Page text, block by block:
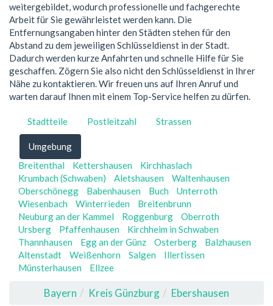
weitergebildet, wodurch professionelle und fachgerechte
Arbeit für Sie gewährleistet werden kann. Die
Entfernungsangaben hinter den Städten stehen für den
Abstand zu dem jeweiligen Schlüsseldienst in der Stadt.
Dadurch werden kurze Anfahrten und schnelle Hilfe für Sie
geschaffen. Zögern Sie also nicht den Schlüsseldienst in Ihrer
Nähe zu kontaktieren. Wir freuen uns auf Ihren Anruf und
warten darauf Ihnen mit einem Top-Service helfen zu dürfen.
Stadtteile Postleitzahl Strassen
Umgebung
Breitenthal
Kettershausen
Kirchhaslach
Krumbach (Schwaben)
Aletshausen
Waltenhausen
Oberschönegg
Babenhausen Buch
Unterroth
Wiesenbach
Winterrieden
Breitenbrunn
Neuburg an der Kammel
Roggenburg
Oberroth
Ursberg
Pfaffenhausen
Kirchheim in Schwaben
Thannhausen
Egg an der Günz Osterberg
Balzhausen
Altenstadt
Weißenhorn Salgen
Illertissen
Münsterhausen
Ellzee
Bayern Kreis Günzburg Ebershausen